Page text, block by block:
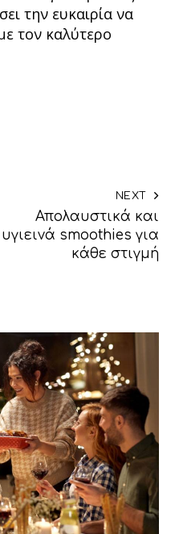
την ευκαιρία να
τον καλύτερο
NEXT
Απολαυστικά και
υγιεινά smoothies για
κάθε στιγμή